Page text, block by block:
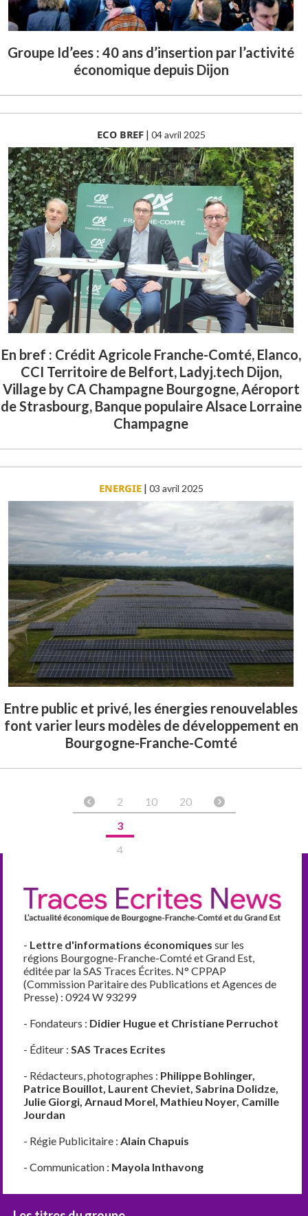
Groupe Id’ees : 40 ans d’insertion par l’activité
économique depuis Dijon
ECO BREF| 04 avril 2025
En bref : Crédit Agricole Franche-Comté, Elanco,
CCI Territoire de Belfort, Ladyj.tech Dijon,
Village by CA Champagne Bourgogne, Aéroport
de Strasbourg, Banque populaire Alsace Lorraine
Champagne
ENERGIE| 03 avril 2025
Entre public et privé, les énergies renouvelables
font varier leurs modèles de développement en
Bourgogne-Franche-Comté
2
3
4
10 20
- Lettre d'informations économiques sur les
régions Bourgogne-Franche-Comté et Grand Est,
éditée par la SAS Traces Écrites. N° CPPAP
(Commission Paritaire des Publications et Agences de
Presse) : 0924 W 93299
- Fondateurs : Didier Hugue et Christiane Perruchot
- Éditeur :SAS Traces Ecrites
- Rédacteurs, photographes : Philippe Bohlinger,
Patrice Bouillot, Laurent Cheviet, Sabrina Dolidze,
Julie Giorgi, Arnaud Morel, Mathieu Noyer, Camille
Jourdan
- Régie Publicitaire :Alain Chapuis
- Communication : Mayola Inthavong